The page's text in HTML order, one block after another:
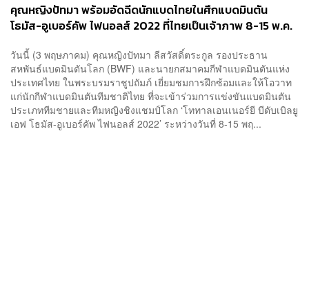
คุณหญิงปัทมา พร้อมอัดฉีดนักแบดไทยในศึกแบดมินตัน
โธมัส-อูเบอร์คัพ ไฟนอลส์ 2022 ที่ไทยเป็นเจ้าภาพ 8-15 พ.ค.
วันนี้ (3 พฤษภาคม) คุณหญิงปัทมา ลีสวัสดิ์ตระกูล รองประธาน
สหพันธ์แบดมินตันโลก (BWF) และนายกสมาคมกีฬาแบดมินตันแห่ง
ประเทศไทย ในพระบรมราชูปถัมภ์ เยี่ยมชมการฝึกซ้อมและให้โอวาท
แก่นักกีฬาแบดมินตันทีมชาติไทย ที่จะเข้าร่วมการแข่งขันแบดมินตัน
ประเภททีมชายและทีมหญิงชิงแชมป์โลก ‘โททาลเอนเนอร์ยี บีดับเบิลยู
เอฟ โธมัส-อูเบอร์คัพ ไฟนอลส์ 2022’ ระหว่างวันที่ 8-15 พฤ...